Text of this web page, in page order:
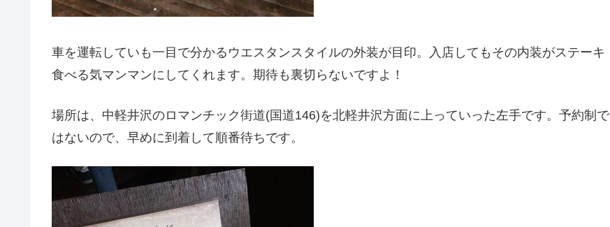
車を運転していも一目で分かるウエスタンスタイルの外装が目印。入店してもその内装がステーキ
食べる気マンマンにしてくれます。期待も裏切らないですよ！
場所は、中軽井沢のロマンチック街道(国道146)を北軽井沢方面に上っていった左手です。予約制で
はないので、早めに到着して順番待ちです。